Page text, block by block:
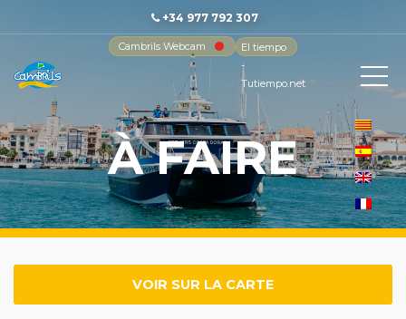
+34 977 792 307
Cambrils Webcam
El tiempo
-
Tutiempo.net
À FAIRE
VOIR SUR LA CARTE